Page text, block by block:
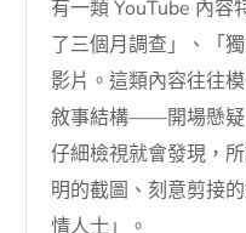
有一類 YouTube 內容
了三個月調查」、「
影片。這類內容往往
敘事結構——開場懸疑
仔細檢視就會發現，
明的截圖、刻意剪接
情人士」。